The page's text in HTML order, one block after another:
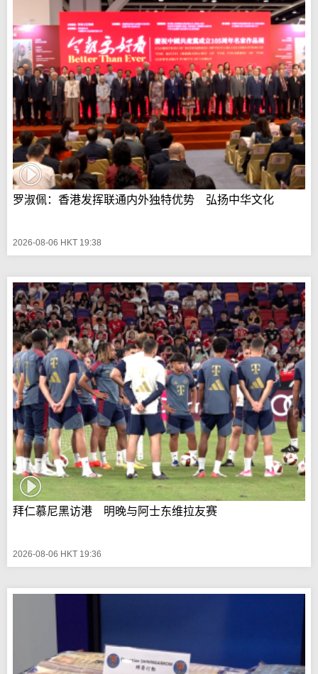
罗淑佩：香港发挥联通内外独特优势 弘扬中华文化
2026-08-06 HKT 19:38
拜仁慕尼黑访港 明晚与阿士东维拉友赛
2026-08-06 HKT 19:36